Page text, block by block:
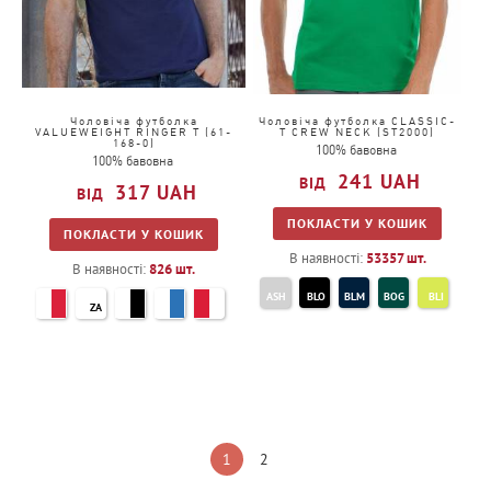
Чоловіча футболка
VALUEWEIGHT RINGER T (61-
168-0)
100% бавовна
317 UAH
ПОКЛАСТИ У КОШИК
В наявності:826шт.
ZA
Чоловіча футболка CLASSIC-
T CREW NECK (ST2000)
100% бавовна
241 UAH
ПОКЛАСТИ У КОШИК
В наявності: 53357шт.
ASH BLO BLM BOG BLI
1 2